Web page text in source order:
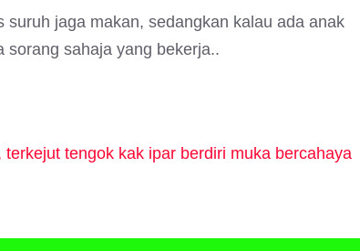
jaga makan, sedangkan kalau ada anak
sorang sahaja yang bekerja..
tengok kak ipar berdiri muka bercahaya